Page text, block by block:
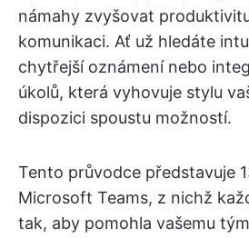
námahy zvyšovat
komunikaci. Ať už hledáte
chytřejší oznámení nebo
úkolů, která vyhovuje stylu
dispozici spoustu možností.
Tento průvodce představuje
Microsoft Teams, z nichž
tak, aby pomohla vašemu